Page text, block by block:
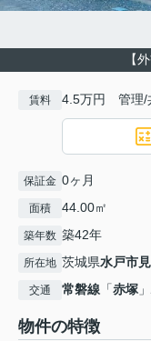
【
賃料 4.5万円 管理/
保証金 0ヶ月
面積 44.00㎡
築年数 築42年
所在地 茨城県水戸市
交通 常磐線 「赤塚
物件の特徴